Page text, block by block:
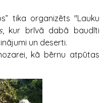
tika organizēts "Lauku
, kur brīvā dabā baudīti
un deserti.
kā bērnu atpūtas